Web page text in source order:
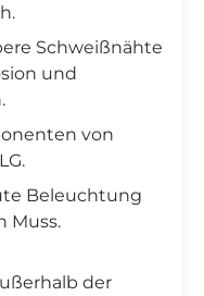
Schweißnähte
und
von
Beleuchtung
Muss.
der